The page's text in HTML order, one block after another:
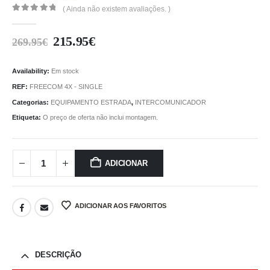
( Ainda não existem avaliações. )
269.95€ 215.95€
Availability: Em stock
REF: FREECOM 4X - SINGLE
Categorias: EQUIPAMENTO ESTRADA, INTERCOMUNICADOR
Etiqueta: O preço de oferta não inclui montagem.
ADICIONAR
ADICIONAR AOS FAVORITOS
DESCRIÇÃO